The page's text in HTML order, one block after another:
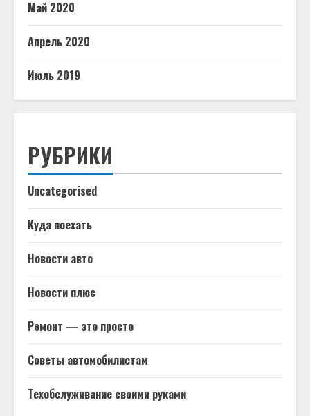
Май 2020
Апрель 2020
Июль 2019
РУБРИКИ
Uncategorised
Куда поехать
Новости авто
Новости плюс
Ремонт — это просто
Советы автомобилистам
Техобслуживание своими руками